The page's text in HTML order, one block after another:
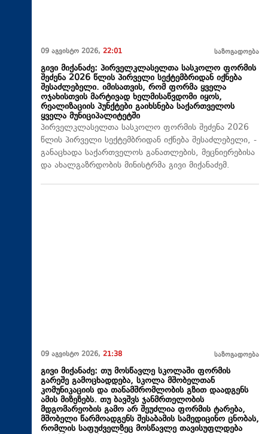
09 აგვისტო 2026, 22:01 საზოგადოება
გივი მიქანაძე: პირველკლასელთა სასკოლო ფორმის
შეძენა 2026 წლის პირველი სექტემბრიდან იქნება
შესაძლებელი. იმისათვის, რომ ფორმა ყველა
ოჯახისთვის მარტივად ხელმისაწვდომი იყოს,
რეალიზაციის პუნქტები გაიხსნება საქართველოს
ყველა მუნიციპალიტეტში
პირველკლასელთა სასკოლო ფორმის შეძენა 2026
წლის პირველი სექტემბრიდან იქნება შესაძლებელი, -
განაცხადა საქართველოს განათლების, მეცნიერებისა
და ახალგაზრდობის მინისტრმა გივი მიქანაძემ.
09 აგვისტო 2026, 21:38 საზოგადოება
გივი მიქანაძე: თუ მოსწავლე სკოლაში ფორმის
გარეშე გამოცხადდება, სკოლა მშობელთან
კომუნიკაციის და თანამშრომლობის გზით დაადგენს
ამის მიზეზებს. თუ ბავშვს ჯანმრთელობის
მდგომარეობის გამო არ შეუძლია ფორმის ტარება,
მშობელი წარმოადგენს შესაბამის სამედიცინო ცნობას,
რომლის საფუძველზეც მოსწავლე თავისუფლდება